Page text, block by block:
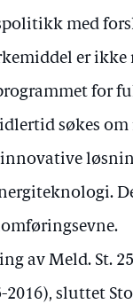
med
er ikke
for
søkes
av Meld. St.
2016), sluttet